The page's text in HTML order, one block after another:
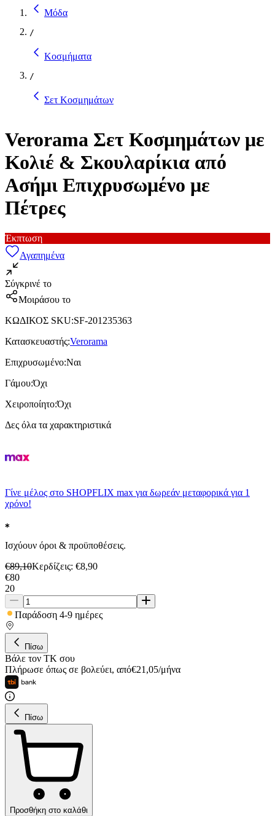
Μόδα
/
Κοσμήματα
/
Σετ Κοσμημάτων
Verorama Σετ Κοσμημάτων με
Κολιέ & Σκουλαρίκια από
Ασήμι Επιχρυσωμένο με
Πέτρες
Έκπτωση
Αγαπημένα
Σύγκρινέ το
Μοιράσου το
ΚΩΔΙΚΟΣ SKU:SF-201235363
Κατασκευαστής:Verorama
Επιχρυσωμένο:Ναι
Γάμου:Όχι
Χειροποίητο:Όχι
Δες όλα τα χαρακτηριστικά
Γίνε μέλος στο SHOPFLIX max για δωρεάν μεταφορικά για 1
χρόνο!
Ισχύουν όροι & προϋποθέσεις.
€89,10Κερδίζεις: €8,90
€80
20
Παράδοση 4-9 ημέρες
Πίσω
Βάλε τον ΤΚ σου
Πλήρωσε όπως σε βολεύει, από€21,05/μήνα
Πίσω
Προσθήκη στο καλάθι